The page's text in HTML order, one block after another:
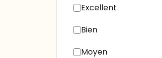
Excellent
Bien
Moyen